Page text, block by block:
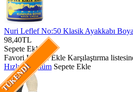
Nuri Leflef No:50 Klasik Ayakkabı
98,40TL
Sepete Ekle
Favori Listene Ekle Karşılaştırma
TÜKENDI
Hızlı Görünüm Sepete Ekle